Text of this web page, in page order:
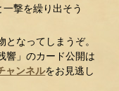
撃を繰り出そう
となってしまうぞ。
響」のカード公開は
ャンネルをお見逃し